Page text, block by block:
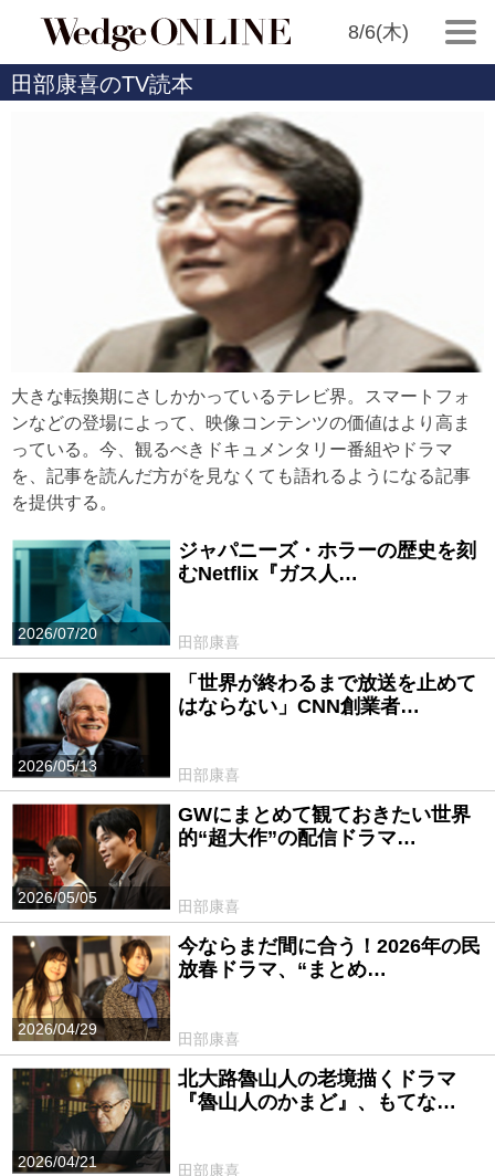
8/6(木)
田部康喜のTV読本
大きな転換期にさしかかっているテレビ界。スマートフォ
ンなどの登場によって、映像コンテンツの価値はより高ま
っている。今、観るべきドキュメンタリー番組やドラマ
を、記事を読んだ方がを見なくても語れるようになる記事
を提供する。
2026/07/20
ジャパニーズ・ホラーの歴史を刻
むNetflix『ガス人…
田部康喜
2026/05/13
「世界が終わるまで放送を止めて
はならない」CNN創業者…
田部康喜
2026/05/05
GWにまとめて観ておきたい世界
的“超大作”の配信ドラマ…
田部康喜
2026/04/29
今ならまだ間に合う！2026年の民
放春ドラマ、“まとめ…
田部康喜
2026/04/21
北大路魯山人の老境描くドラマ
『魯山人のかまど』、もてな…
田部康喜